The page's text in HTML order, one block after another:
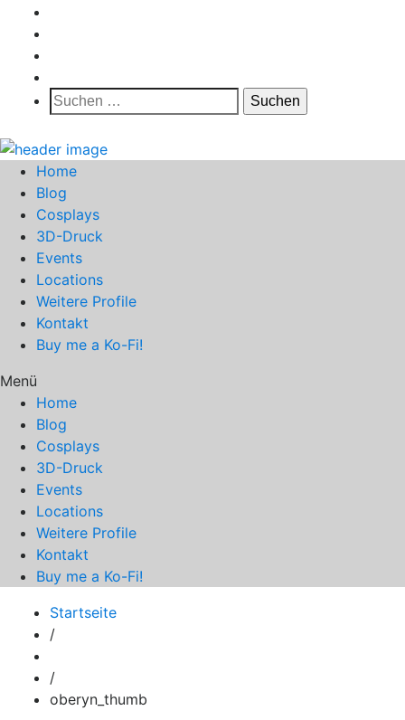
Suchen
nach:
Home
Blog
Cosplays
3D-Druck
Events
Locations
Weitere Profile
Kontakt
Buy me a Ko-Fi!
Menü
Home
Blog
Cosplays
3D-Druck
Events
Locations
Weitere Profile
Kontakt
Buy me a Ko-Fi!
Startseite
/
/
oberyn_thumb